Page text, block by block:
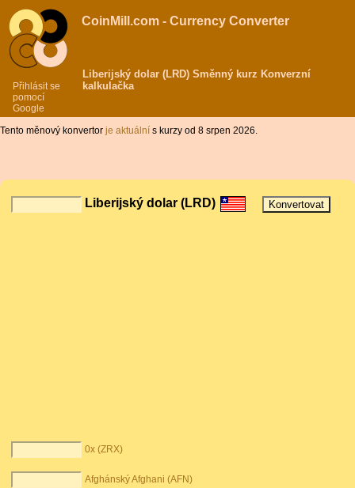
Přihlásit se
pomocí
Google
CoinMill.com - Currency Converter
Liberijský dolar (LRD) Směnný kurz Konverzní
kalkulačka
Tento měnový konvertor je aktuální s kurzy od 8 srpen 2026.
Liberijský dolar (LRD)
0x (ZRX)
Afghánský Afghani (AFN)